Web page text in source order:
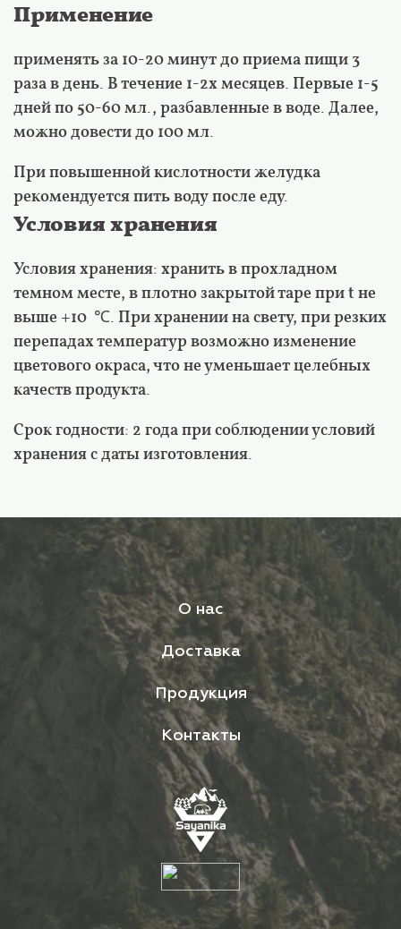
Применение
применять за 10-20 минут до приема пищи 3
раза в день. В течение 1-2х месяцев. Первые 1-5
дней по 50-60 мл., разбавленные в воде. Далее,
можно довести до 100 мл.
При повышенной кислотности желудка
рекомендуется пить воду после еду.
Условия хранения
Условия хранения: хранить в прохладном
темном месте, в плотно закрытой таре при t не
выше +10 ℃ . При хранении на свету, при резких
перепадах температур возможно изменение
цветового окраса, что не уменьшает целебных
качеств продукта.
Срок годности: 2 года при соблюдении условий
хранения с даты изготовления.
О нас
Доставка
Продукция
Контакты